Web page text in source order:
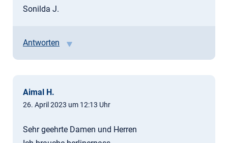
Sonilda J.
Antworten
Aimal H.
26. April 2023 um 12:13 Uhr
Sehr geehrte Damen und Herren